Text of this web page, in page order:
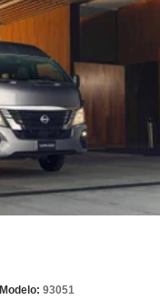
Modelo: 93051